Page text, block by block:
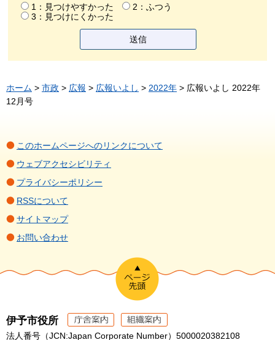
1：見つけやすかった
2：ふつう
3：見つけにくかった
ホーム > 市政 > 広報 > 広報いよし > 2022年 > 広報いよし 2022年
12月号
このホームページへのリンクについて
ウェブアクセシビリティ
プライバシーポリシー
RSSについて
サイトマップ
お問い合わせ
伊予市役所
法人番号（JCN:Japan Corporate Number）5000020382108